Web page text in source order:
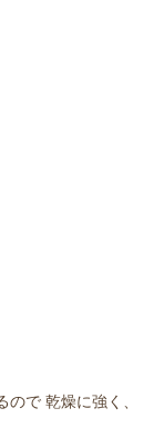
で 乾燥に強く、